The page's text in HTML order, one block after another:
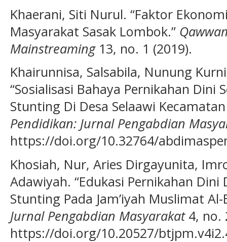
Khaerani, Siti Nurul. “Faktor
Masyarakat Sasak Lombok.”
Mainstreaming13, no. 1 (2019).
Khairunnisa, Salsabila, Nunung
“Sosialisasi Bahaya Pernikahan Dini
Stunting Di Desa Selaawi
Pendidikan: Jurnal Pengabdian
https://doi.org/10.32764/
Khosiah, Nur, Aries Dirgayunita,
Adawiyah. “Edukasi Pernikahan Dini
Stunting Pada Jam’iyah Muslimat
Jurnal Pengabdian Masyarakat4, no.
https://doi.org/10.20527/